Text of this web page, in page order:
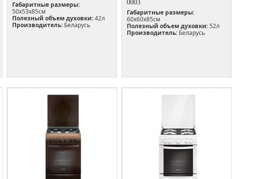
Габаритные размеры:
50х53х85см
Полезный объем духовки:42л
Производитель: Беларусь
0003
Габаритные размеры:
60х60х85см
Полезный объем духовки:52л
Производитель: Беларусь